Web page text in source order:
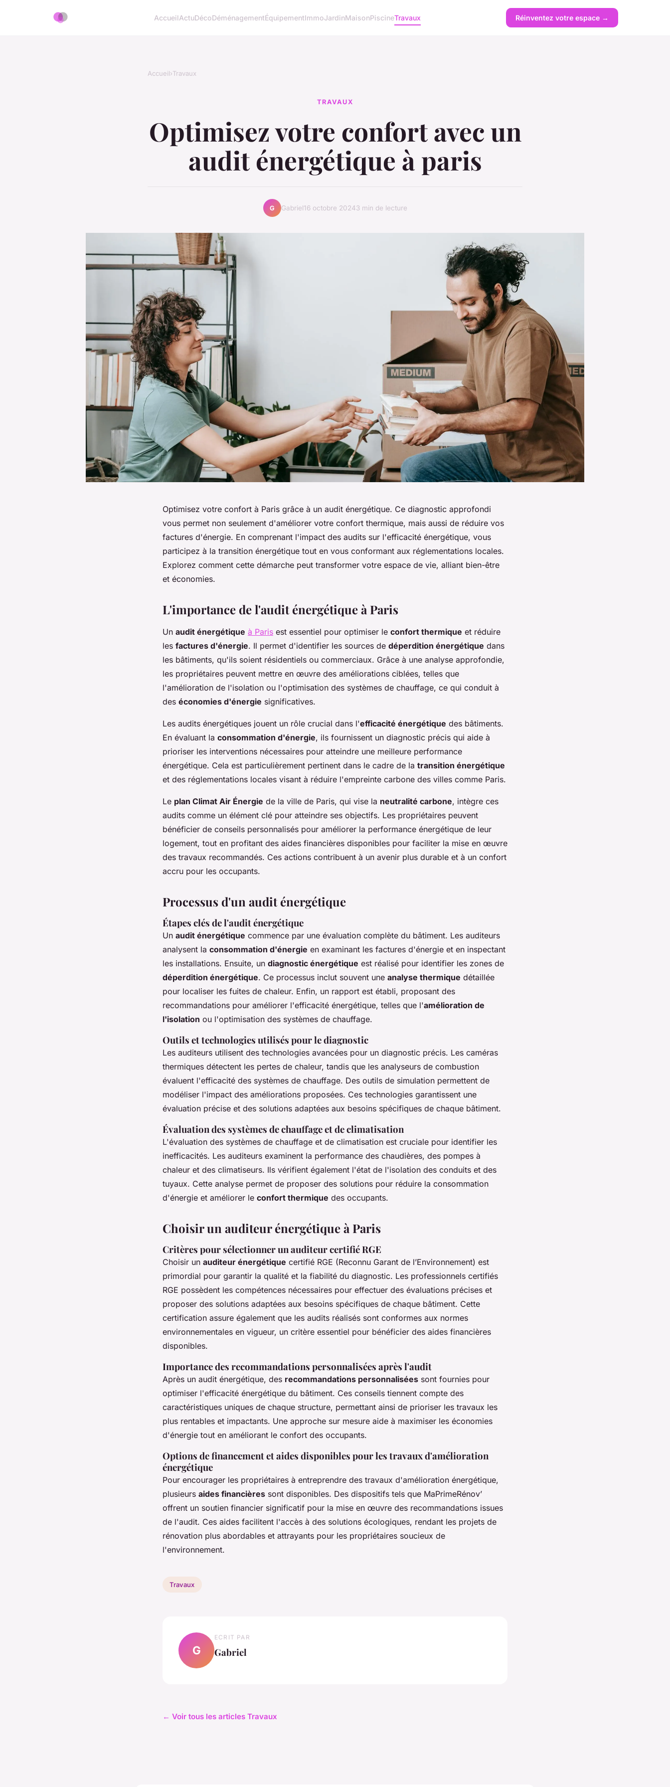
AccueilActuDécoDéménagementÉquipementImmoJardinMaisonPiscineTravaux Réinventez votre espace →
Accueil›Travaux
TRAVAUX
Optimisez votre confort avec un
audit énergétique à paris
G Gabriel16 octobre 20243 min de lecture
Optimisez votre confort à Paris grâce à un audit énergétique. Ce diagnostic approfondi
vous permet non seulement d'améliorer votre confort thermique, mais aussi de réduire vos
factures d'énergie. En comprenant l'impact des audits sur l'efficacité énergétique, vous
participez à la transition énergétique tout en vous conformant aux réglementations locales.
Explorez comment cette démarche peut transformer votre espace de vie, alliant bien-être
et économies.
L'importance de l'audit énergétique à Paris
Un audit énergétique à Paris est essentiel pour optimiser le confort thermique et réduire
les factures d'énergie. Il permet d'identifier les sources de déperdition énergétique dans
les bâtiments, qu'ils soient résidentiels ou commerciaux. Grâce à une analyse approfondie,
les propriétaires peuvent mettre en œuvre des améliorations ciblées, telles que
l'amélioration de l'isolation ou l'optimisation des systèmes de chauffage, ce qui conduit à
des économies d'énergie significatives.
Les audits énergétiques jouent un rôle crucial dans l'efficacité énergétique des bâtiments.
En évaluant la consommation d'énergie, ils fournissent un diagnostic précis qui aide à
prioriser les interventions nécessaires pour atteindre une meilleure performance
énergétique. Cela est particulièrement pertinent dans le cadre de la transition énergétique
et des réglementations locales visant à réduire l'empreinte carbone des villes comme Paris.
Le plan Climat Air Énergie de la ville de Paris, qui vise la neutralité carbone, intègre ces
audits comme un élément clé pour atteindre ses objectifs. Les propriétaires peuvent
bénéficier de conseils personnalisés pour améliorer la performance énergétique de leur
logement, tout en profitant des aides financières disponibles pour faciliter la mise en œuvre
des travaux recommandés. Ces actions contribuent à un avenir plus durable et à un confort
accru pour les occupants.
Processus d'un audit énergétique
Étapes clés de l'audit énergétique
Un audit énergétique commence par une évaluation complète du bâtiment. Les auditeurs
analysent la consommation d'énergie en examinant les factures d'énergie et en inspectant
les installations. Ensuite, un diagnostic énergétique est réalisé pour identifier les zones de
déperdition énergétique. Ce processus inclut souvent une analyse thermique détaillée
pour localiser les fuites de chaleur. Enfin, un rapport est établi, proposant des
recommandations pour améliorer l'efficacité énergétique, telles que l'amélioration de
l'isolation ou l'optimisation des systèmes de chauffage.
Outils et technologies utilisés pour le diagnostic
Les auditeurs utilisent des technologies avancées pour un diagnostic précis. Les caméras
thermiques détectent les pertes de chaleur, tandis que les analyseurs de combustion
évaluent l'efficacité des systèmes de chauffage. Des outils de simulation permettent de
modéliser l'impact des améliorations proposées. Ces technologies garantissent une
évaluation précise et des solutions adaptées aux besoins spécifiques de chaque bâtiment.
Évaluation des systèmes de chauffage et de climatisation
L'évaluation des systèmes de chauffage et de climatisation est cruciale pour identifier les
inefficacités. Les auditeurs examinent la performance des chaudières, des pompes à
chaleur et des climatiseurs. Ils vérifient également l'état de l'isolation des conduits et des
tuyaux. Cette analyse permet de proposer des solutions pour réduire la consommation
d'énergie et améliorer le confort thermique des occupants.
Choisir un auditeur énergétique à Paris
Critères pour sélectionner un auditeur certifié RGE
Choisir un auditeur énergétique certifié RGE (Reconnu Garant de l’Environnement) est
primordial pour garantir la qualité et la fiabilité du diagnostic. Les professionnels certifiés
RGE possèdent les compétences nécessaires pour effectuer des évaluations précises et
proposer des solutions adaptées aux besoins spécifiques de chaque bâtiment. Cette
certification assure également que les audits réalisés sont conformes aux normes
environnementales en vigueur, un critère essentiel pour bénéficier des aides financières
disponibles.
Importance des recommandations personnalisées après l'audit
Après un audit énergétique, des recommandations personnalisées sont fournies pour
optimiser l'efficacité énergétique du bâtiment. Ces conseils tiennent compte des
caractéristiques uniques de chaque structure, permettant ainsi de prioriser les travaux les
plus rentables et impactants. Une approche sur mesure aide à maximiser les économies
d'énergie tout en améliorant le confort des occupants.
Options de financement et aides disponibles pour les travaux d'amélioration
énergétique
Pour encourager les propriétaires à entreprendre des travaux d'amélioration énergétique,
plusieurs aides financières sont disponibles. Des dispositifs tels que MaPrimeRénov’
offrent un soutien financier significatif pour la mise en œuvre des recommandations issues
de l'audit. Ces aides facilitent l'accès à des solutions écologiques, rendant les projets de
rénovation plus abordables et attrayants pour les propriétaires soucieux de
l'environnement.
Travaux
G
ECRIT PAR
Gabriel
← Voir tous les articles Travaux